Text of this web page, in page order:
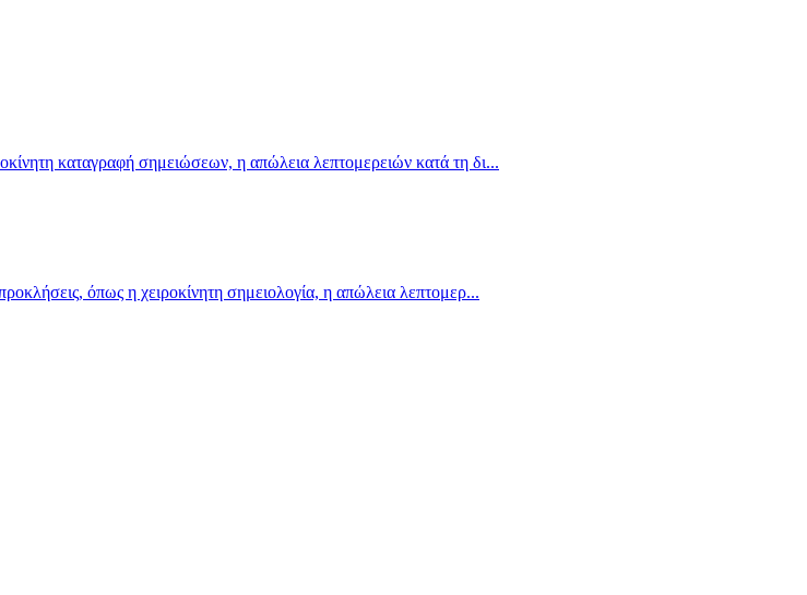
καταγραφή σημειώσεων, η απώλεια λεπτομερειών κατά τη δι...
όπως η χειροκίνητη σημειολογία, η απώλεια λεπτομερ...